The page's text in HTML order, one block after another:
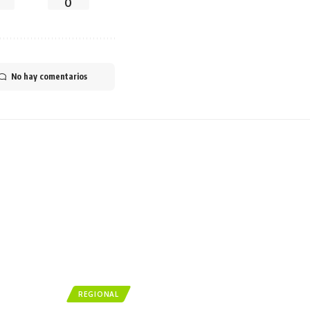
0
No hay comentarios
REGIONAL